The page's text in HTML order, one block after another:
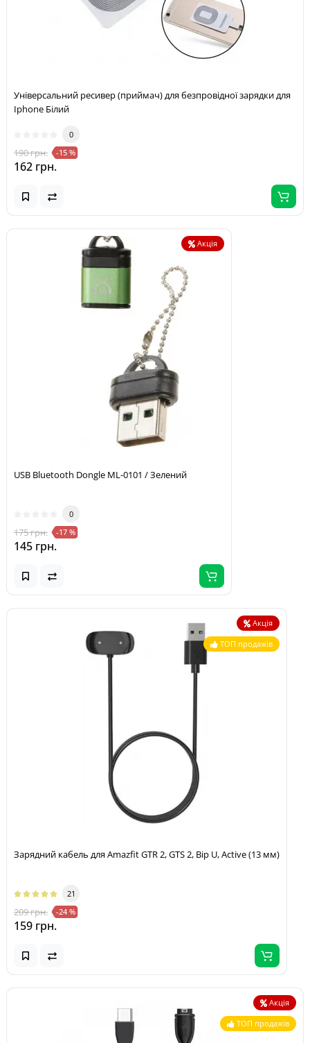
Універсальний ресивер (приймач) для безпровідної зарядки для
Iphone Білий
0
190 грн. -15 %
162 грн.
Акція
USB Bluetooth Dongle ML-0101 / Зелений
0
175 грн. -17 %
145 грн.
Акція
ТОП продажів
Зарядний кабель для Amazfit GTR 2, GTS 2, Bip U, Active (13 мм)
21
209 грн. -24 %
159 грн.
Акція
ТОП продажів